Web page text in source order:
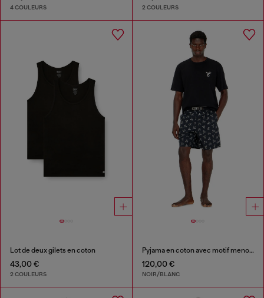
4 COULEURS 2 COULEURS
Lot de deux gilets en coton
43,00 €
2 COULEURS
Pyjama en coton avec motif menottes
120,00 €
NOIR/BLANC